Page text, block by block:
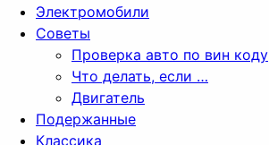
Электромобили
Советы
Проверка авто по вин коду
Что делать, если …
Двигатель
Подержанные
Классика